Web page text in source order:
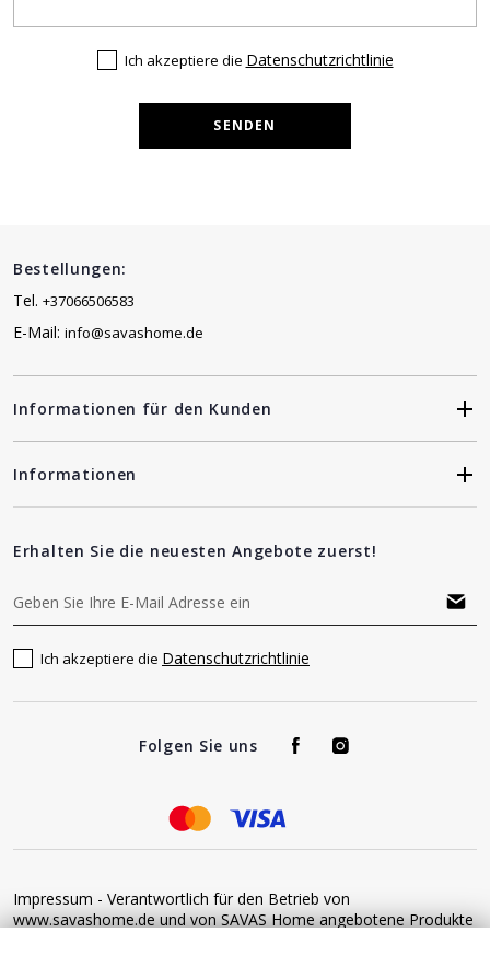
Ich akzeptiere die Datenschutzrichtlinie
SENDEN
Bestellungen:
Tel. +37066506583
E-Mail: info@savashome.de
Informationen für den Kunden
Informationen
Erhalten Sie die neuesten Angebote zuerst!
Ich akzeptiere die Datenschutzrichtlinie
Folgen Sie uns
Impressum - Verantwortlich für den Betrieb von
www.savashome.de und von SAVAS Home angebotene Produkte